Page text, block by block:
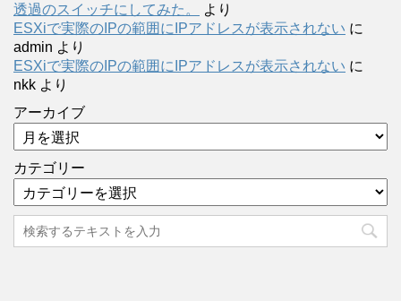
透過のスイッチにしてみた。
より
ESXiで実際のIPの範囲にIPアドレスが表示されない に
admin より
ESXiで実際のIPの範囲にIPアドレスが表示されない に
nkk より
アーカイブ
カテゴリー